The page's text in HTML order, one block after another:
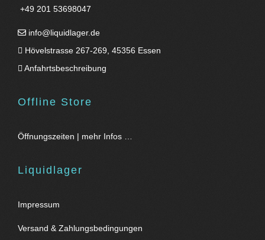
+49 201 53698047
info@liquidlager.de
Hövelstrasse 267-269, 45356 Essen
Anfahrtsbeschreibung
Offline Store
Öffnungszeiten | mehr Infos …
Liquidlager
Impressum
Versand & Zahlungsbedingungen